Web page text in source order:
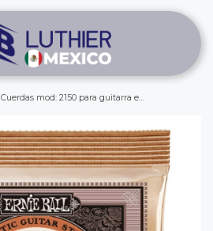
Cuerdas mod: 2150 para guitarra electroacustica. earthwood phosphor bronze extra light .010 - .050